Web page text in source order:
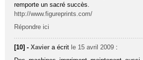
remporte un sacré succès.
http://www.figureprints.com/
Répondre ici
[10] -Xavier a écrit le 15 avril 2009 :